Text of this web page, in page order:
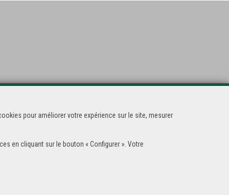
pour améliorer votre expérience sur le site, mesurer
en cliquant sur le bouton « Configurer ». Votre